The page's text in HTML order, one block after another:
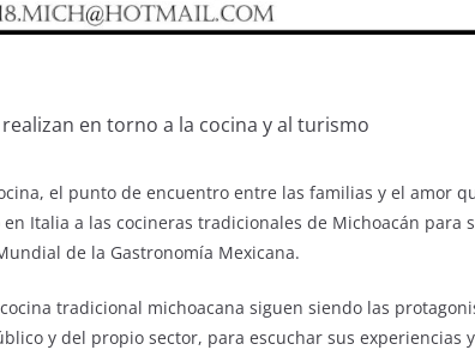
en torno a la cocina y al turismo
el punto de encuentro entre las familias y el amor
Italia a las cocineras tradicionales de Michoacán para
de la Gastronomía Mexicana.
tradicional michoacana siguen siendo las
y del propio sector, para escuchar sus experiencias y